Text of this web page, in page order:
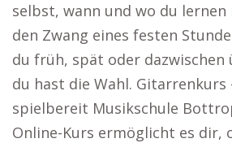
selbst, wann und wo du
den Zwang eines festen
du früh, spät oder dazwischen
du hast die Wahl. Gitarrenkurs
spielbereit Musikschule
Online-Kurs ermöglicht es dir,